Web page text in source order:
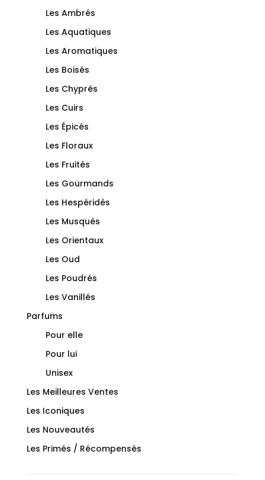
Les Ambrés
Les Aquatiques
Les Aromatiques
Les Boisés
Les Chyprés
Les Cuirs
Les Épicés
Les Floraux
Les Fruités
Les Gourmands
Les Hespéridés
Les Musqués
Les Orientaux
Les Oud
Les Poudrés
Les Vanillés
Parfums
Pour elle
Pour lui
Unisex
Les Meilleures Ventes
Les Iconiques
Les Nouveautés
Les Primés / Récompensés